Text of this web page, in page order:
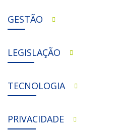
GESTÃO
LEGISLAÇÃO
TECNOLOGIA
PRIVACIDADE